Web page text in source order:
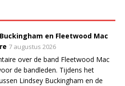
en Fleetwood Mac
7 augustus 2026
over de band Fleetwood Mac
de bandleden. Tijdens het
Lindsey Buckingham en de